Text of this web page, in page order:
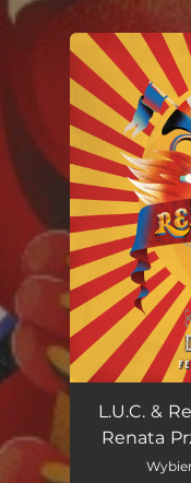
You're
Dom
L.U.C. &
Renata